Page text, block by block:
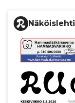
Näköislehti